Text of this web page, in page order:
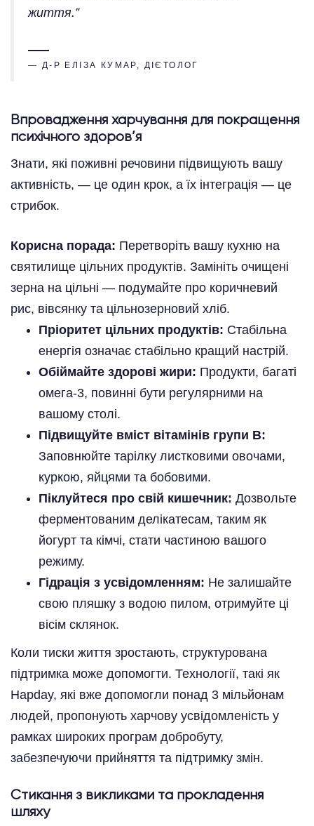
життя.”
— Д-Р ЕЛІЗА КУМАР, ДІЄТОЛОГ
Впровадження харчування для покращення
психічного здоров’я
Знати, які поживні речовини підвищують вашу
активність, — це один крок, а їх інтеграція — це
стрибок.
Корисна порада: Перетворіть вашу кухню на
святилище цільних продуктів. Замініть очищені
зерна на цільні — подумайте про коричневий
рис, вівсянку та цільнозерновий хліб.
Пріоритет цільних продуктів: Стабільна
енергія означає стабільно кращий настрій.
Обіймайте здорові жири: Продукти, багаті
омега-3, повинні бути регулярними на
вашому столі.
Підвищуйте вміст вітамінів групи B:
Заповнюйте тарілку листковими овочами,
куркою, яйцями та бобовими.
Піклуйтеся про свій кишечник: Дозвольте
ферментованим делікатесам, таким як
йогурт та кімчі, стати частиною вашого
режиму.
Гідрація з усвідомленням: Не залишайте
свою пляшку з водою пилом, отримуйте ці
вісім склянок.
Коли тиски життя зростають, структурована
підтримка може допомогти. Технології, такі як
Hapday, які вже допомогли понад 3 мільйонам
людей, пропонують харчову усвідомленість у
рамках широких програм добробуту,
забезпечуючи прийняття та підтримку змін.
Стикання з викликами та прокладення
шляху